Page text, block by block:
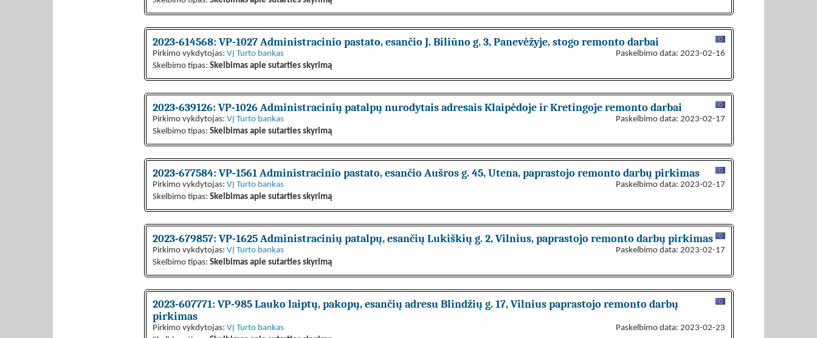
2023-614568: VP-1027 Administracinio pastato, esančio J. Biliūno g. 3, Panevėžyje, stogo remonto darbai
Pirkimo vykdytojas: VĮ Turto bankas
Skelbimo tipas: Skelbimas apie sutarties skyrimą
Paskelbimo data: 2023-02-16
2023-639126: VP-1026 Administracinių patalpų nurodytais adresais Klaipėdoje ir Kretingoje remonto darbai
Pirkimo vykdytojas: VĮ Turto bankas
Skelbimo tipas: Skelbimas apie sutarties skyrimą
Paskelbimo data: 2023-02-17
2023-677584: VP-1561 Administracinio pastato, esančio Aušros g. 45, Utena, paprastojo remonto darbų pirkimas
Pirkimo vykdytojas: VĮ Turto bankas
Skelbimo tipas: Skelbimas apie sutarties skyrimą
Paskelbimo data: 2023-02-17
2023-679857: VP-1625 Administracinių patalpų, esančių Lukiškių g. 2, Vilnius, paprastojo remonto darbų pirkimas
Pirkimo vykdytojas: VĮ Turto bankas
Skelbimo tipas: Skelbimas apie sutarties skyrimą
Paskelbimo data: 2023-02-17
2023-607771: VP-985 Lauko laiptų, pakopų, esančių adresu Blindžių g. 17, Vilnius paprastojo remonto darbų
pirkimas
Pirkimo vykdytojas: VĮ Turto bankas
Paskelbimo data: 2023-02-23